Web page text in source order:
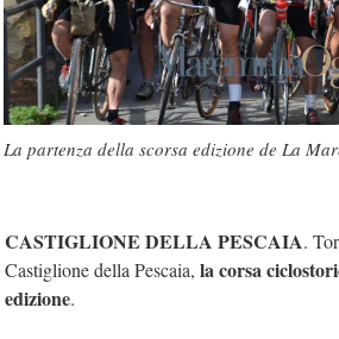
La partenza della scorsa edizione de La
CASTIGLIONE DELLA PESCAIA.
Castiglione della Pescaia, la corsa
edizione.